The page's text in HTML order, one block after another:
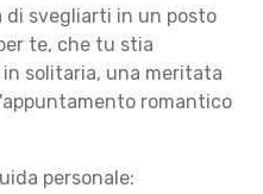
di svegliarti in un posto
te, che tu stia
solitaria, una meritata
romantico
personale: